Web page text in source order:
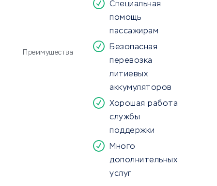
Преимущества
Специальная
помощь
пассажирам
Безопасная
перевозка
литиевых
аккумуляторов
Хорошая работа
службы
поддержки
Много
дополнительных
услуг